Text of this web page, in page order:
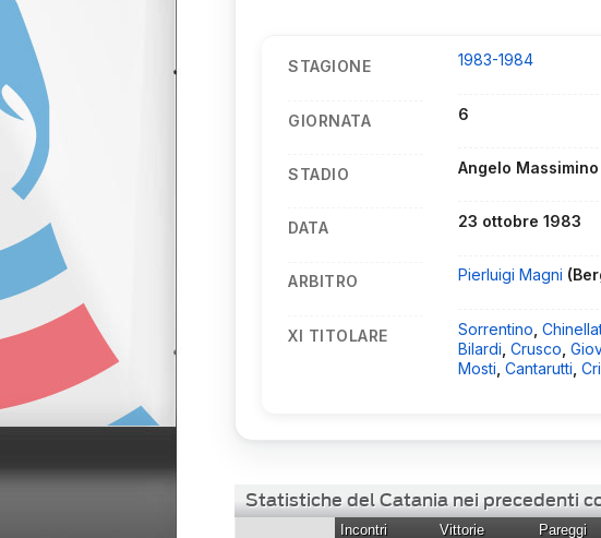
STAGIONE 1983-1984
GIORNATA 6
STADIO Angelo Massimino
DATA 23 ottobre 1983
ARBITRO Pierluigi Magni
XI TITOLARE Sorrentino ,
Bilardi ,Crusco ,
Mosti ,Cantarutti ,
Statistiche del Catania nei precedenti
Incontri Vittorie Pareggi